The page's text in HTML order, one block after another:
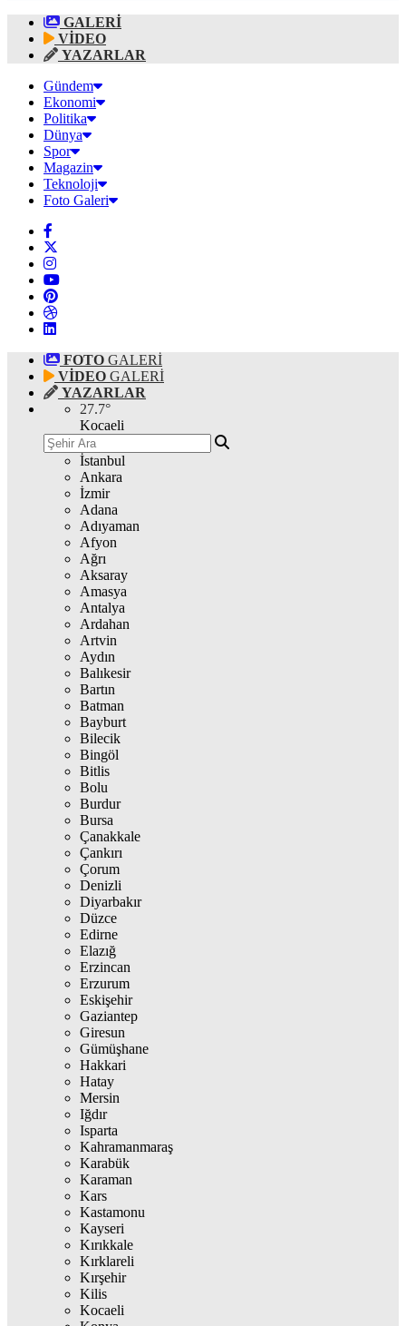
GALERİ
VİDEO
YAZARLAR
Gündem
Ekonomi
Politika
Dünya
Spor
Magazin
Teknoloji
Foto Galeri
FOTO GALERİ
VİDEO GALERİ
YAZARLAR
27.7°
Kocaeli
İstanbul
Ankara
İzmir
Adana
Adıyaman
Afyon
Ağrı
Aksaray
Amasya
Antalya
Ardahan
Artvin
Aydın
Balıkesir
Bartın
Batman
Bayburt
Bilecik
Bingöl
Bitlis
Bolu
Burdur
Bursa
Çanakkale
Çankırı
Çorum
Denizli
Diyarbakır
Düzce
Edirne
Elazığ
Erzincan
Erzurum
Eskişehir
Gaziantep
Giresun
Gümüşhane
Hakkari
Hatay
Mersin
Iğdır
Isparta
Kahramanmaraş
Karabük
Karaman
Kars
Kastamonu
Kayseri
Kırıkkale
Kırklareli
Kırşehir
Kilis
Kocaeli